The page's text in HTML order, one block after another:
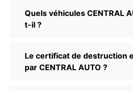
Quels véhicules CENTRAL
t-il ?
Le certificat de destruction
par CENTRAL AUTO ?